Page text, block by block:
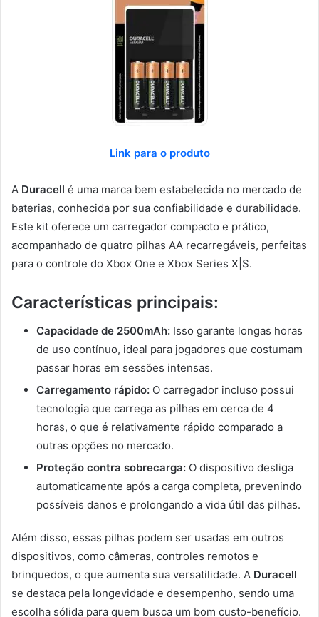
Link para o produto
A Duracell é uma marca bem estabelecida no mercado de
baterias, conhecida por sua confiabilidade e durabilidade.
Este kit oferece um carregador compacto e prático,
acompanhado de quatro pilhas AA recarregáveis, perfeitas
para o controle do Xbox One e Xbox Series X|S.
Características principais:
Capacidade de 2500mAh: Isso garante longas horas
de uso contínuo, ideal para jogadores que costumam
passar horas em sessões intensas.
Carregamento rápido: O carregador incluso possui
tecnologia que carrega as pilhas em cerca de 4
horas, o que é relativamente rápido comparado a
outras opções no mercado.
Proteção contra sobrecarga: O dispositivo desliga
automaticamente após a carga completa, prevenindo
possíveis danos e prolongando a vida útil das pilhas.
Além disso, essas pilhas podem ser usadas em outros
dispositivos, como câmeras, controles remotos e
brinquedos, o que aumenta sua versatilidade. A Duracell
se destaca pela longevidade e desempenho, sendo uma
escolha sólida para quem busca um bom custo-benefício.